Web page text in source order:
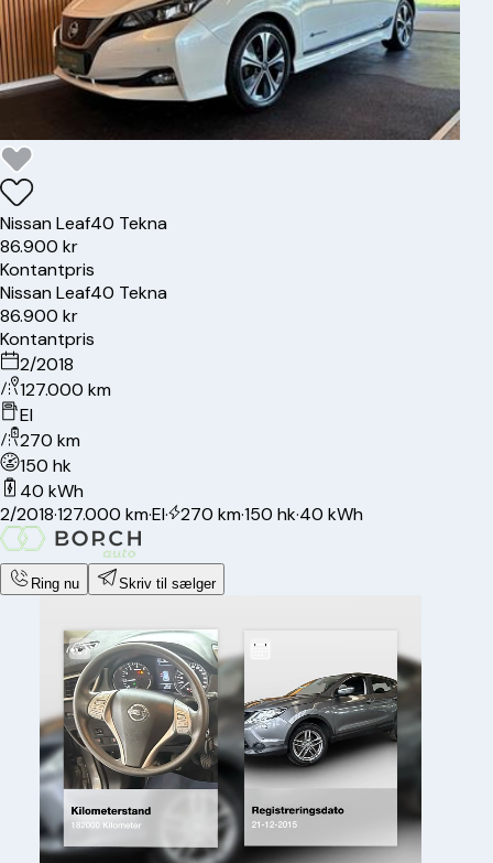
NissanLeaf40 Tekna
86.900 kr
Kontantpris
NissanLeaf40 Tekna
86.900 kr
Kontantpris
2/2018
127.000 km
El
270 km
150 hk
40 kWh
2/2018·127.000 km·El· 270 km·150 hk·40 kWh
Ring nu Skriv til sælger